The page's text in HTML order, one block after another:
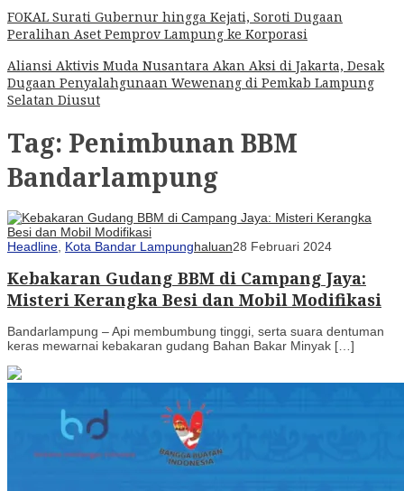
FOKAL Surati Gubernur hingga Kejati, Soroti Dugaan
Peralihan Aset Pemprov Lampung ke Korporasi
Aliansi Aktivis Muda Nusantara Akan Aksi di Jakarta, Desak
Dugaan Penyalahgunaan Wewenang di Pemkab Lampung
Selatan Diusut
Tag: Penimbunan BBM
Bandarlampung
Headline, Kota Bandar Lampunghaluan28 Februari 2024
Kebakaran Gudang BBM di Campang Jaya:
Misteri Kerangka Besi dan Mobil Modifikasi
Bandarlampung – Api membumbung tinggi, serta suara dentuman
keras mewarnai kebakaran gudang Bahan Bakar Minyak […]